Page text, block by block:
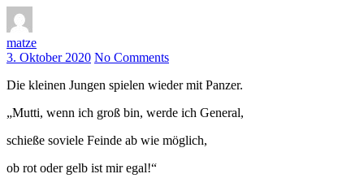
matze
3. Oktober 2020 No Comments
Die kleinen Jungen spielen wieder mit Panzer.
„Mutti, wenn ich groß bin, werde ich General,
schieße soviele Feinde ab wie möglich,
ob rot oder gelb ist mir egal!“